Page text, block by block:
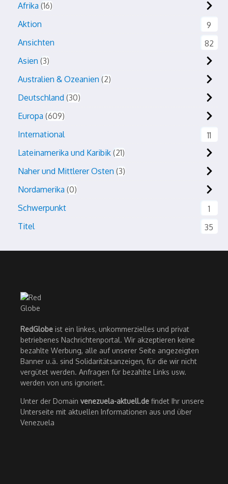
Afrika 16
Aktion
9
Ansichten
82
Asien 3
Australien & Ozeanien 2
Deutschland 30
Europa 609
International
11
Lateinamerika und Karibik 21
Naher und Mittlerer Osten 3
Nordamerika 0
Schwerpunkt
1
Titel
35
RedGlobe ist ein linkes, unkommerzielles und privat
betriebenes Nachrichtenportal. Wir akzeptieren keine
bezahlte Werbung, alle auf unserer Seite angezeigten
Banner u.ä. sind Solidaritätsanzeigen, für die wir nicht
vergütet werden. Anfragen für bezahlte Links usw.
werden von uns ignoriert.
Unter der Domain venezuela-aktuell.de findet Ihr unsere
Unterseite mit aktuellen Informationen aus und über
Venezuela